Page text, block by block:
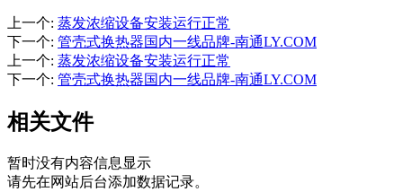
上一个: 蒸发浓缩设备安装运行正常
下一个: 管壳式换热器国内一线品牌-南通LY.COM
上一个: 蒸发浓缩设备安装运行正常
下一个: 管壳式换热器国内一线品牌-南通LY.COM
相关文件
暂时没有内容信息显示
请先在网站后台添加数据记录。